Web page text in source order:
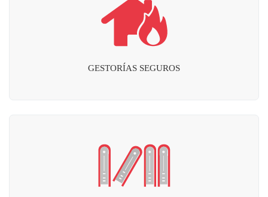
GESTORÍAS SEGUROS